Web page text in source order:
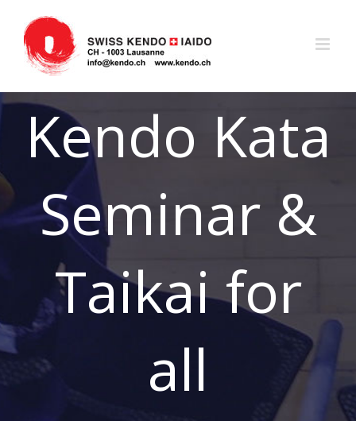
Inhalt
springen
Kendo Kata
Seminar &
Taikai for
all